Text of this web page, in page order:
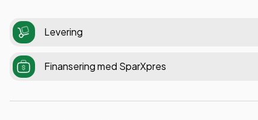
Levering
Finansering med SparXpres